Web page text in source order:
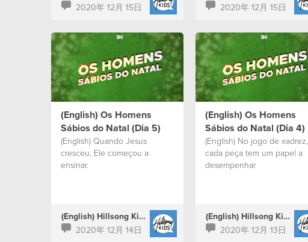
2020年 12月 15日
2020年 12月 15日
(English) Os Homens
Sábios do Natal (Dia 5)
(English) Quando Jesus
cresceu, Ele começou a
ensinar.
(English) Hillsong Kids Portugal
2020年 12月 14日
(English) Os Homens
Sábios do Natal (Dia 4)
(English) No jogo de xadrez,
cada peça tem um papel a
desempenhar
(English) Hillsong Kids Portugal
2020年 12月 13日